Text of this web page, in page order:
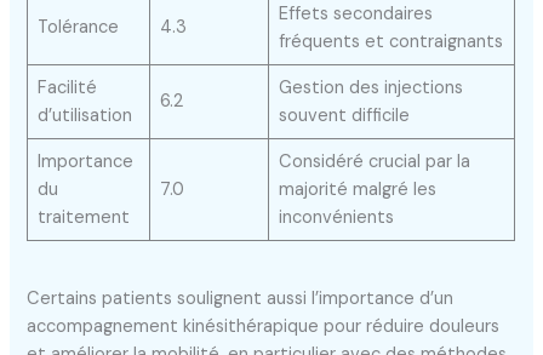
Tolérance 4.3
Effets secondaires
fréquents et contraignants
Facilité
d’utilisation
6.2
Gestion des injections
souvent difficile
Importance
du
traitement
7.0
Considéré crucial par la
majorité malgré les
inconvénients
Certains patients soulignent aussi l’importance d’un
accompagnement kinésithérapique pour réduire douleurs